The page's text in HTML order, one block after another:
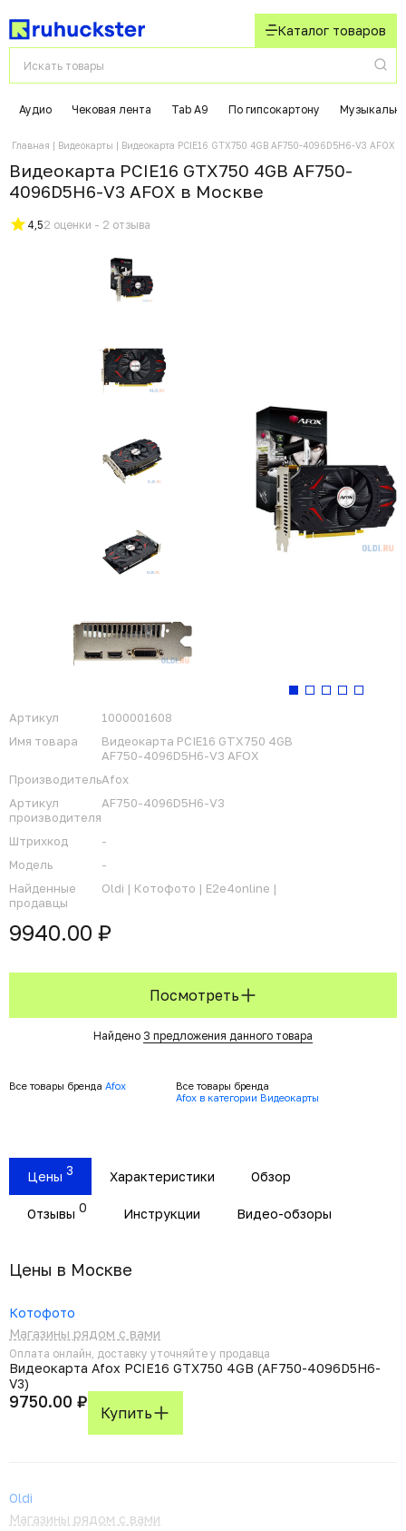
Каталог товаров
Аудио Чековая лента Tab A9 По гипсокартону
Главная Видеокарты Видеокарта PCIE16 GTX750 4GB AF750-4096D5H6-V3 AFOX
Видеокарта PCIE16 GTX750 4GB AF750-
4096D5H6-V3 AFOX в Москвe
4,52 оценки - 2 отзыва
Артикул
1000001608
Имя товара
Видеокарта PCIE16 GTX750 4GB
AF750-4096D5H6-V3 AFOX
ПроизводительAfox
Артикул
производителя
AF750-4096D5H6-V3
Штрихкод
-
Модель
-
Найденные
продавцы
Oldi | Котофото | E2e4online |
9940.00 ₽
Посмотреть
Найдено 3 предложения данного товара
Все товары бренда Afox
Все товары бренда
Afox в категории Видеокарты
Цены 3 Характеристики Обзор
Отзывы 0 Инструкции Видео-обзоры
Цены в Москвe
Котофото
Магазины рядом с вами
Оплата онлайн, доставку уточняйте у продавца
Видеокарта Afox PCIE16 GTX750 4GB (AF750-4096D5H6-
V3)
9750.00 ₽
Купить
Oldi
Магазины рядом с вами